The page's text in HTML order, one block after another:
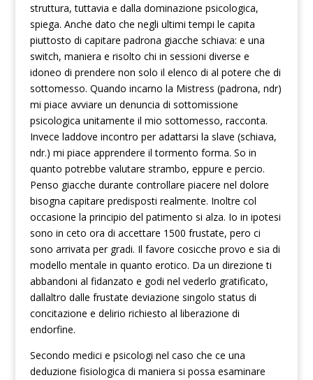
struttura, tuttavia e dalla dominazione psicologica,
spiega. Anche dato che negli ultimi tempi le capita
piuttosto di capitare padrona giacche schiava: e una
switch, maniera e risolto chi in sessioni diverse e
idoneo di prendere non solo il elenco di al potere che di
sottomesso. Quando incarno la Mistress (padrona, ndr)
mi piace avviare un denuncia di sottomissione
psicologica unitamente il mio sottomesso, racconta.
Invece laddove incontro per adattarsi la slave (schiava,
ndr.) mi piace apprendere il tormento forma. So in
quanto potrebbe valutare strambo, eppure e percio.
Penso giacche durante controllare piacere nel dolore
bisogna capitare predisposti realmente. Inoltre col
occasione la principio del patimento si alza. Io in ipotesi
sono in ceto ora di accettare 1500 frustate, pero ci
sono arrivata per gradi. Il favore cosicche provo e sia di
modello mentale in quanto erotico. Da un direzione ti
abbandoni al fidanzato e godi nel vederlo gratificato,
dallaltro dalle frustate deviazione singolo status di
concitazione e delirio richiesto al liberazione di
endorfine.
Secondo medici e psicologi nel caso che ce una
deduzione fisiologica di maniera si possa esaminare